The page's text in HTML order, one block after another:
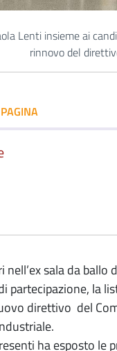
Lenti insieme ai
rinnovo del
nell’ex sala da ballo
partecipazione, la
direttivo del
ha esposto le